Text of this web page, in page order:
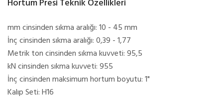
Hortum Presi Teknik Özellikleri
mm cinsinden sıkma aralığı: 10 - 45 mm
İnç cinsinden sıkma aralığı: 0,39 - 1,77
Metrik ton cinsinden sıkma kuvveti: 95,5
kN cinsinden sıkma kuvveti: 955
İnç cinsinden maksimum hortum boyutu: 1"
Kalıp Seti: H16